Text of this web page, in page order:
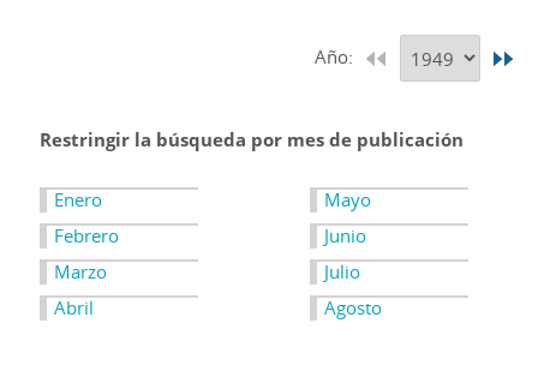
Año:
Restringir la búsqueda por mes de publicación
Enero
Febrero
Marzo
Abril
Mayo
Junio
Julio
Agosto